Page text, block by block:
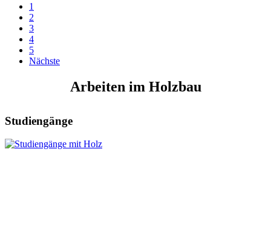
1
2
3
4
5
Nächste
Arbeiten im Holzbau
Studiengänge